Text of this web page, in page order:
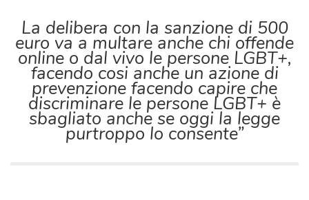
La delibera con la sanzione di 500
euro va a multare anche chi offende
online o dal vivo le persone LGBT+,
facendo cosi anche un azione di
prevenzione facendo capire che
discriminare le persone LGBT+ è
sbagliato anche se oggi la legge
purtroppo lo consente”